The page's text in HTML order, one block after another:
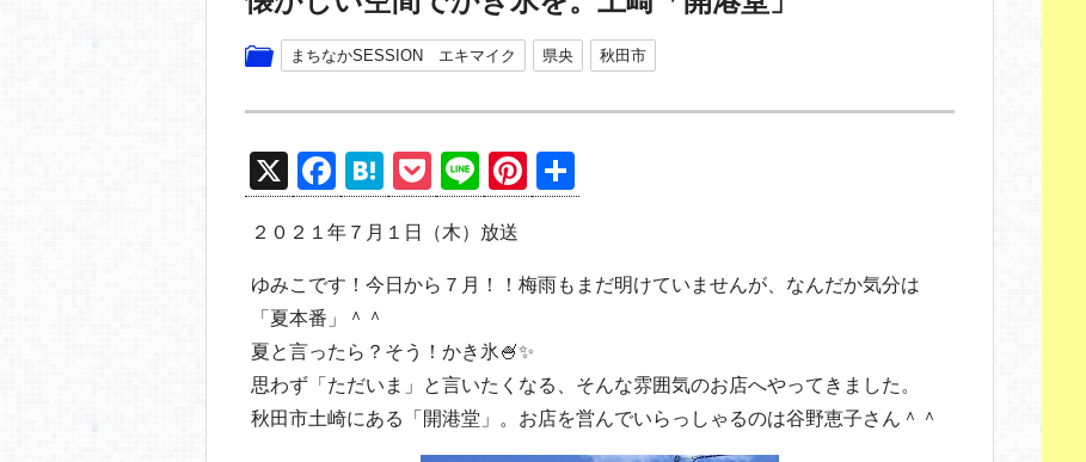
まちなかSESSION エキマイク 県央 秋田市
X
F
a
c
e
b
o
o
k
H
at
e
n
P
o
ck
et
Li
n
e
Pi
nt
e
有
２０２１年７月１日（木）放送
ゆみこです！今日から７月！！梅雨もまだ明けていませんが、なんだか気分は
「夏本番」＾＾
夏と言ったら？そう！かき氷🍧✨
思わず「ただいま」と言いたくなる、そんな雰囲気のお店へやってきました。
秋田市土崎にある「開港堂」。お店を営んでいらっしゃるのは谷野恵子さん＾＾